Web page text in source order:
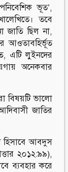
ভূত’,
তবে
জাতি ছিল না,
আওতাবহির্ভূত
এটি লুইনদের
অনেকবার
বিষয়টি ভালো
জাতির
হিসাবে আবদুস
২০১২:৯৯),
ব্যবহার করে